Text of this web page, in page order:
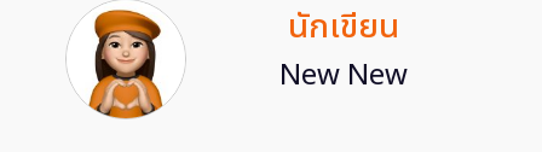
นักเขียน
New New